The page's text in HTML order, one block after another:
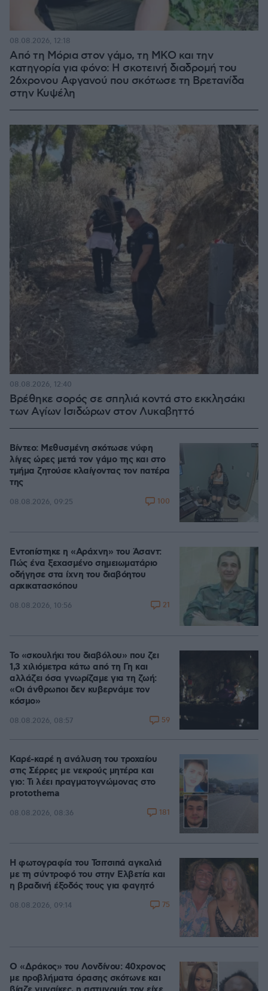
Από τη Μόρια στον γάμο, τη ΜΚΟ και την
κατηγορία για φόνο: Η σκοτεινή διαδρομή του
26χρονου Αφγανού που σκότωσε τη Βρετανίδα
στην Κυψέλη
08.08.2026, 12:18
Βρέθηκε σορός σε σπηλιά κοντά στο εκκλησάκι
των Αγίων Ισιδώρων στον Λυκαβηττό
08.08.2026, 12:40
Βίντεο: Μεθυσμένη σκότωσε νύφη
λίγες ώρες μετά τον γάμο της και στο
τμήμα ζητούσε κλαίγοντας τον πατέρα
της
08.08.2026, 09:25 100
Εντοπίστηκε η «Αράχνη» του Άσαντ:
Πώς ένα ξεχασμένο σημειωματάριο
οδήγησε στα ίχνη του διαβόητου
αρχικατασκόπου
08.08.2026, 10:56 21
Το «σκουλήκι του διαβόλου» που ζει
1,3 χιλιόμετρα κάτω από τη Γη και
αλλάζει όσα γνωρίζαμε για τη ζωή:
«Οι άνθρωποι δεν κυβερνάμε τον
κόσμο»
08.08.2026, 08:57 59
Καρέ-καρέ η ανάλυση του τροχαίου
στις Σέρρες με νεκρούς μητέρα και
γιο: Τι λέει πραγματογνώμονας στο
protothema
08.08.2026, 08:36 181
Η φωτογραφία του Τσιτσιπά αγκαλιά
με τη σύντροφό του στην Ελβετία και
η βραδινή έξοδός τους για φαγητό
08.08.2026, 09:14 75
Ο «Δράκος» του Λονδίνου: 40χρονος
με προβλήματα όρασης σκότωνε και